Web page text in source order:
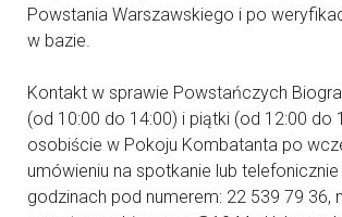
Powstania Warszawskiego i po
w bazie.
Kontakt w sprawie Powstańczych
(od 10:00 do 14:00) i piątki (od 12:00 do
osobiście w Pokoju Kombatanta po
umówieniu na spotkanie lub
godzinach pod numerem: 22 539 79 36,